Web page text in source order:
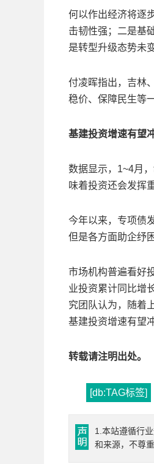
何以作出经济将逐
击韧性强；二是基
是转型升级态势未
付凌晖指出，吉林
稳价、保障民生等
基建投资增速有望
数据显示，1~4月
味着投资还会发挥
今年以来，专项债
但是各方面助企纾
市场机构普遍看好
业投资累计同比增
究团队认为，随着
基建投资增速有望
转载请注明出处。
[db:TAG标签]
1.本站遵循行
和来源，不尊